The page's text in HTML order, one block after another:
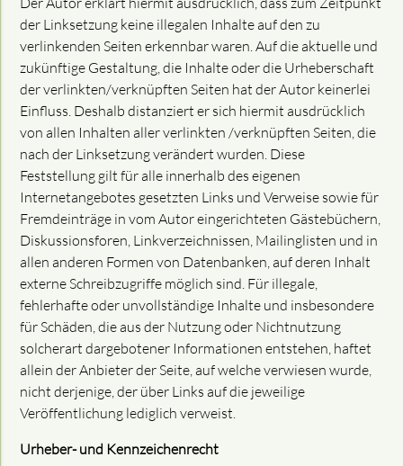
der Linksetzung keine illegalen Inhalte auf den zu
verlinkenden Seiten erkennbar waren. Auf die aktuelle und
zukünftige Gestaltung, die Inhalte oder die Urheberschaft
der verlinkten/verknüpften Seiten hat der Autor keinerlei
Einfluss. Deshalb distanziert er sich hiermit ausdrücklich
von allen Inhalten aller verlinkten /verknüpften Seiten, die
nach der Linksetzung verändert wurden. Diese
Feststellung gilt für alle innerhalb des eigenen
Internetangebotes gesetzten Links und Verweise sowie für
Fremdeinträge in vom Autor eingerichteten Gästebüchern,
Diskussionsforen, Linkverzeichnissen, Mailinglisten und in
allen anderen Formen von Datenbanken, auf deren Inhalt
externe Schreibzugriffe möglich sind. Für illegale,
fehlerhafte oder unvollständige Inhalte und insbesondere
für Schäden, die aus der Nutzung oder Nichtnutzung
solcherart dargebotener Informationen entstehen, haftet
allein der Anbieter der Seite, auf welche verwiesen wurde,
nicht derjenige, der über Links auf die jeweilige
Veröffentlichung lediglich verweist.
Urheber- und Kennzeichenrecht